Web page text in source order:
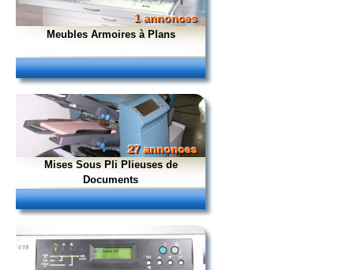
1 annonces
Meubles Armoires à Plans
27 annonces
Mises Sous Pli Plieuses de
Documents